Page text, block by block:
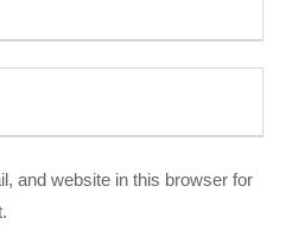
and website in this browser for